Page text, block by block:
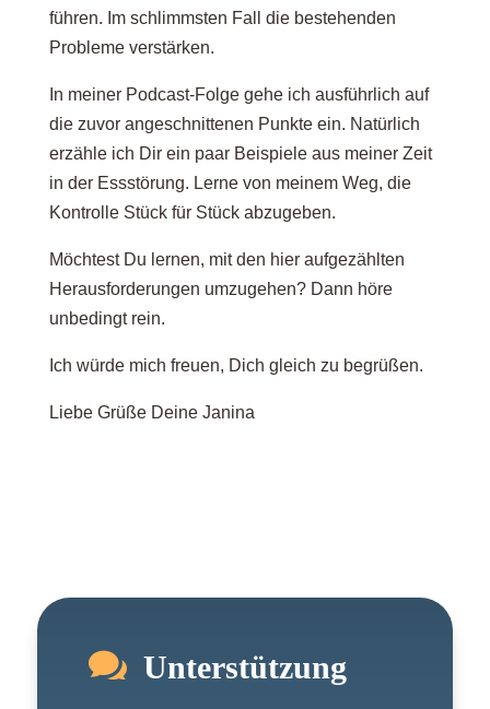
führen. Im schlimmsten Fall die bestehenden
Probleme verstärken.
In meiner Podcast-Folge gehe ich ausführlich auf
die zuvor angeschnittenen Punkte ein. Natürlich
erzähle ich Dir ein paar Beispiele aus meiner Zeit
in der Essstörung. Lerne von meinem Weg, die
Kontrolle Stück für Stück abzugeben.
Möchtest Du lernen, mit den hier aufgezählten
Herausforderungen umzugehen? Dann höre
unbedingt rein.
Ich würde mich freuen, Dich gleich zu begrüßen.
Liebe Grüße Deine Janina
 Unterstützung